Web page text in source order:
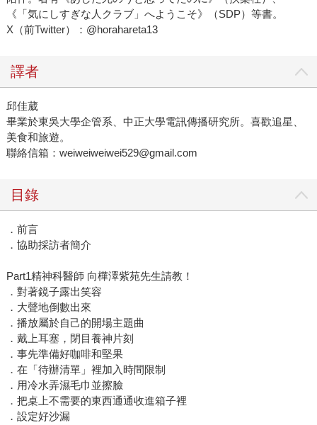
《「気にしすぎな人クラブ」へようこそ》（SDP）等書。
X（前Twitter）：@horahareta13
譯者
邱佳葳
畢業於東吳大學企管系、中正大學電訊傳播研究所。喜歡追星、
美食和旅遊。
聯絡信箱：weiweiweiwei529@gmail.com
目錄
．前言
．協助採訪者簡介
Part1精神科醫師 向樺澤紫苑先生請教！
．對著鏡子露出笑容
．大聲地倒數出來
．播放屬於自己的開場主題曲
．戴上耳塞，閉目養神片刻
．事先準備好咖啡和堅果
．在「待辦清單」裡加入時間限制
．用冷水弄濕毛巾並擦臉
．把桌上不需要的東西通通收進箱子裡
．設定好沙漏